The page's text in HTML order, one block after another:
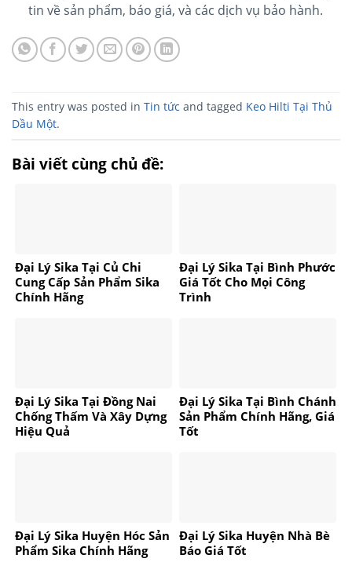
tin về sản phẩm, báo giá, và các dịch vụ bảo hành.
This entry was posted in Tin tức and tagged Keo Hilti Tại Thủ
Dầu Một.
Bài viết cùng chủ đề:
Đại Lý Sika Tại Củ Chi
Cung Cấp Sản Phẩm Sika
Chính Hãng
Đại Lý Sika Tại Bình Phước
Giá Tốt Cho Mọi Công
Trình
Đại Lý Sika Tại Đồng Nai
Chống Thấm Và Xây Dựng
Hiệu Quả
Đại Lý Sika Tại Bình Chánh
Sản Phẩm Chính Hãng, Giá
Tốt
Đại Lý Sika Huyện Hóc Sản
Phẩm Sika Chính Hãng
Đại Lý Sika Huyện Nhà Bè
Báo Giá Tốt